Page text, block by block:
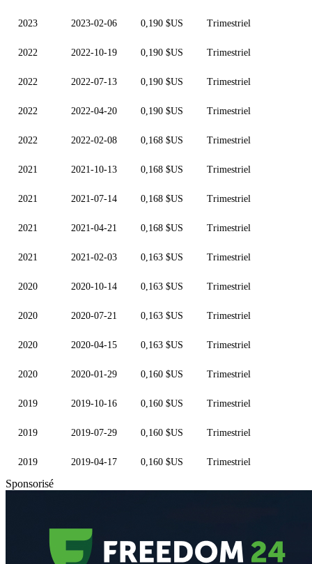
2023 2023-02-06 0,190 $US Trimestriel
2022 2022-10-19 0,190 $US Trimestriel
2022 2022-07-13 0,190 $US Trimestriel
2022 2022-04-20 0,190 $US Trimestriel
2022 2022-02-08 0,168 $US Trimestriel
2021 2021-10-13 0,168 $US Trimestriel
2021 2021-07-14 0,168 $US Trimestriel
2021 2021-04-21 0,168 $US Trimestriel
2021 2021-02-03 0,163 $US Trimestriel
2020 2020-10-14 0,163 $US Trimestriel
2020 2020-07-21 0,163 $US Trimestriel
2020 2020-04-15 0,163 $US Trimestriel
2020 2020-01-29 0,160 $US Trimestriel
2019 2019-10-16 0,160 $US Trimestriel
2019 2019-07-29 0,160 $US Trimestriel
2019 2019-04-17 0,160 $US Trimestriel
Sponsorisé